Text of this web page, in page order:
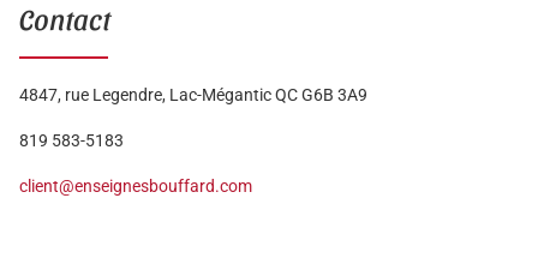
Contact
4847, rue Legendre, Lac-Mégantic QC G6B 3A9
819 583-5183
client@enseignesbouffard.com